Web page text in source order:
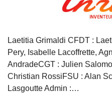
Laetitia Grimaldi CFDT :
Pery, Isabelle Lacoffrette,
AndradeCGT : Julien
Christian RossiFSU : Alan
Lasgoutte Admin :…